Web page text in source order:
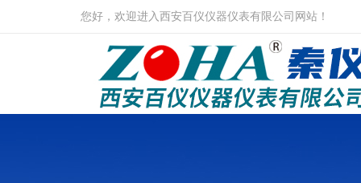
您好，欢迎进入西安百仪仪器仪表有限公司网站！